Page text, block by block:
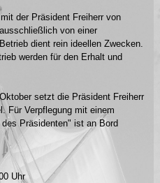
der Präsident Freiherr von
von einer
dient rein ideellen Zwecken.
werden für den Erhalt und
setzt die Präsident Freiherr
Für Verpflegung mit einem
Präsidenten" ist an Bord
Uhr